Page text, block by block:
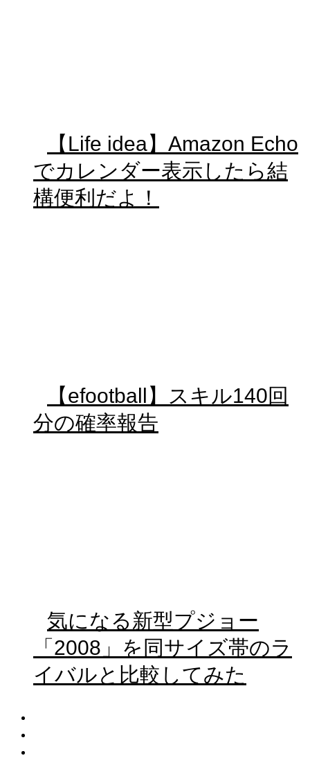
【Life idea】Amazon Echo
でカレンダー表示したら結
構便利だよ！
【efootball】スキル140回
分の確率報告
気になる新型プジョー
「2008」を同サイズ帯のラ
イバルと比較してみた